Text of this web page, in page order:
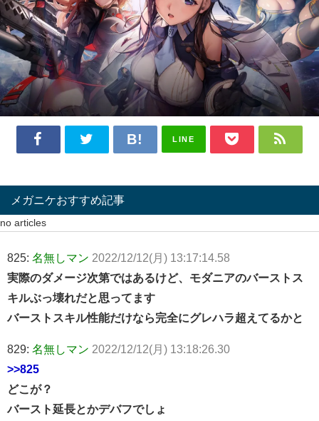
LINE
メガニケおすすめ記事
no articles
825: 名無しマン 2022/12/12(月) 13:17:14.58
実際のダメージ次第ではあるけど、モダニアのバーストス
キルぶっ壊れだと思ってます
バーストスキル性能だけなら完全にグレハラ超えてるかと
829: 名無しマン 2022/12/12(月) 13:18:26.30
>>825
どこが？
バースト延長とかデバフでしょ